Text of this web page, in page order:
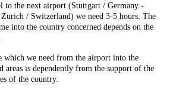
to the next airport (Stuttgart / Germany -
/ Switzerland) we need 3-5 hours. The
into the country concerned depends on the
which we need from the airport into the
areas is dependently from the support of the
of the country.